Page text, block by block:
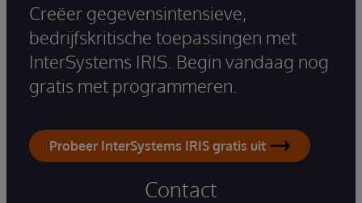
Creëer gegevensintensieve,
bedrijfskritische toepassingen met
InterSystems IRIS. Begin vandaag nog
gratis met programmeren.
Probeer InterSystems IRIS gratis uit
Contact